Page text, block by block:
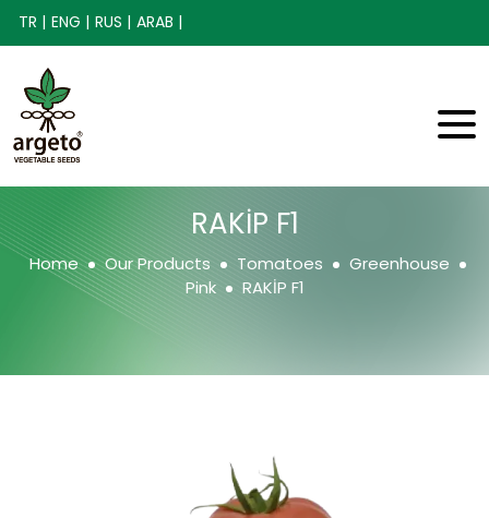
TR | ENG | RUS | ARAB |
RAKİP F1
Home Our Products Tomatoes
Greenhouse
Pink
RAKİP F1